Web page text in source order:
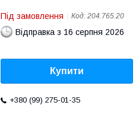
Під замовлення Код: 204.765.20
Відправка з 16 серпня 2026
Купити
+380 (99) 275-01-35